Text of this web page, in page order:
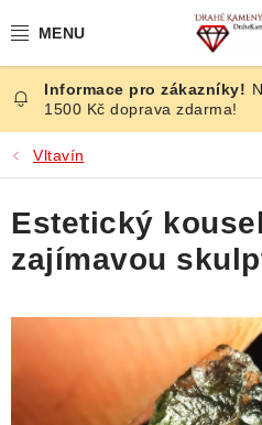
na
ČESKÉ KAMENY
ŠPERKY
KAMENY ZE SVĚTA
BROUŠENÉ
SLEVY
1500 Kč doprava zdarma!
Vltavín
Estetický
zajímavou